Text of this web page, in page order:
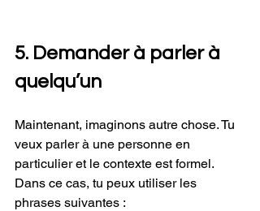
5. Demander à parler à
quelqu’un
Maintenant, imaginons autre chose. Tu
veux parler à une personne en
particulier et le contexte est formel.
Dans ce cas, tu peux utiliser les
phrases suivantes :